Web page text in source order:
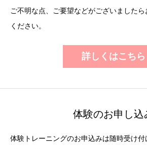
ご不明な点、ご要望などがございました
ください。
詳しくはこちら
体験のお申し込
体験トレーニングのお申込みは随時受け